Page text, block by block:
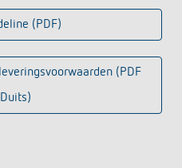
(PDF)
(PDF